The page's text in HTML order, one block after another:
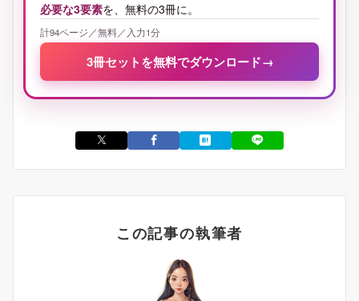
必要な3要素を、無料の3冊に。
計94ページ／無料／入力1分
3冊セットを無料でダウンロード→
この記事の執筆者